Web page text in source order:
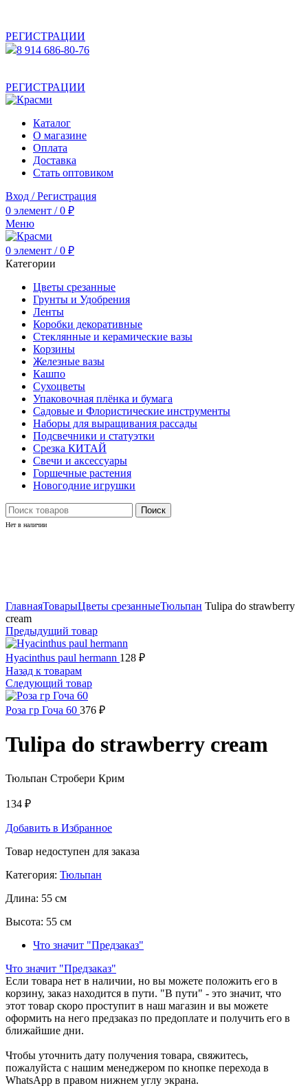
РЕГИСТРАЦИИ
8 914 686-80-76
РЕГИСТРАЦИИ
Каталог
О магазине
Оплата
Доставка
Стать оптовиком
Вход / Регистрация
0 элемент / 0 ₽
Меню
0 элемент / 0 ₽
Категории
Цветы срезанные
Грунты и Удобрения
Ленты
Коробки декоративные
Стеклянные и керамические вазы
Корзины
Железные вазы
Кашпо
Сухоцветы
Упаковочная плёнка и бумага
Садовые и Флористические инструменты
Наборы для выращивания рассады
Подсвечники и статуэтки
Срезка КИТАЙ
Свечи и аксессуары
Горшечные растения
Новогодние игрушки
Поиск
Нет в наличии
ГлавнаяТоварыЦветы срезанныеТюльпан Tulipa do strawberry
cream
Предыдущий товар
Hyacinthus paul hermann 128 ₽
Назад к товарам
Следующий товар
Роза гр Гоча 60 376 ₽
Tulipa do strawberry cream
Тюльпан Стробери Крим
134 ₽
Добавить в Избранное
Товар недоступен для заказа
Категория: Тюльпан
Длина: 55 см
Высота: 55 см
Что значит "Предзаказ"
Что значит "Предзаказ"
Если товара нет в наличии, но вы можете положить его в
корзину, заказ находится в пути. "В пути" - это значит, что
этот товар скоро проступит в наш магазин и вы можете
оформить на него предзаказ по предоплате и получить его в
ближайшие дни.
Чтобы уточнить дату получения товара, свяжитесь,
пожалуйста с нашим менеджером по кнопке перехода в
WhatsApp в правом нижнем углу экрана.